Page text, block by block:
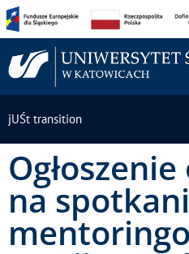
jUŚt transition
na